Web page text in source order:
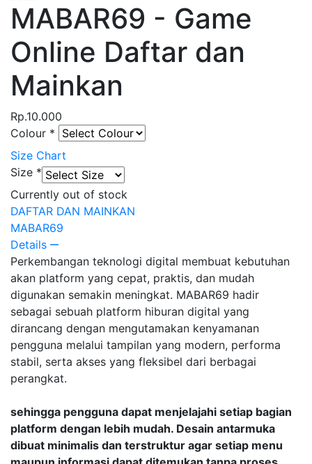
MABAR69 - Game
Online Daftar dan
Mainkan
Rp.10.000
Colour *
Size Chart
Size *
Currently out of stock
DAFTAR DAN MAINKAN
MABAR69
Details
Perkembangan teknologi digital membuat kebutuhan
akan platform yang cepat, praktis, dan mudah
digunakan semakin meningkat. MABAR69 hadir
sebagai sebuah platform hiburan digital yang
dirancang dengan mengutamakan kenyamanan
pengguna melalui tampilan yang modern, performa
stabil, serta akses yang fleksibel dari berbagai
perangkat.
sehingga pengguna dapat menjelajahi setiap bagian
platform dengan lebih mudah. Desain antarmuka
dibuat minimalis dan terstruktur agar setiap menu